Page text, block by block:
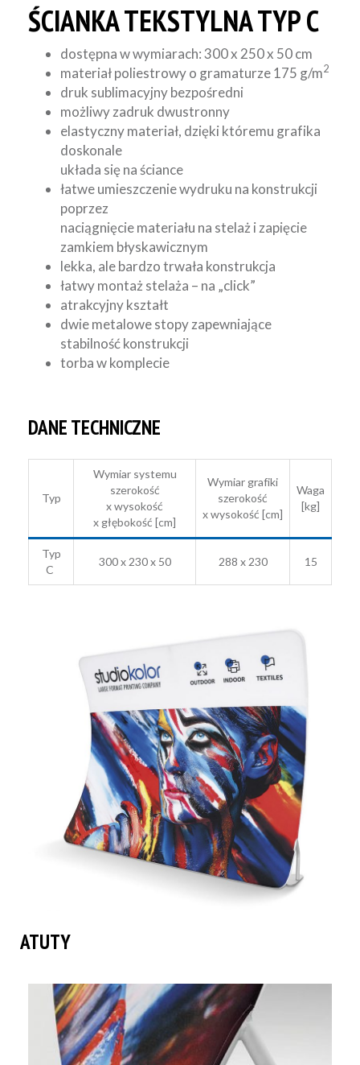
ŚCIANKA TEKSTYLNA TYP C
dostępna w wymiarach: 300 x 250 x 50 cm
materiał poliestrowy o gramaturze 175 g/m2
druk sublimacyjny bezpośredni
możliwy zadruk dwustronny
elastyczny materiał, dzięki któremu grafika
doskonale
układa się na ściance
łatwe umieszczenie wydruku na konstrukcji
poprzez
naciągnięcie materiału na stelaż i zapięcie
zamkiem błyskawicznym
lekka, ale bardzo trwała konstrukcja
łatwy montaż stelaża – na „click”
atrakcyjny kształt
dwie metalowe stopy zapewniające
stabilność konstrukcji
torba w komplecie
DANE TECHNICZNE
Typ
Wymiar systemu
szerokość
x wysokość
x głębokość [cm]
Wymiar grafiki
szerokość
x wysokość [cm]
Waga
[kg]
Typ
C
300 x 230 x 50 288 x 230 15
ATUTY